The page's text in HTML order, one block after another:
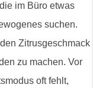
im Büro etwas
suchen.
Zitrusgeschmack
zu machen. Vor
oft fehlt,